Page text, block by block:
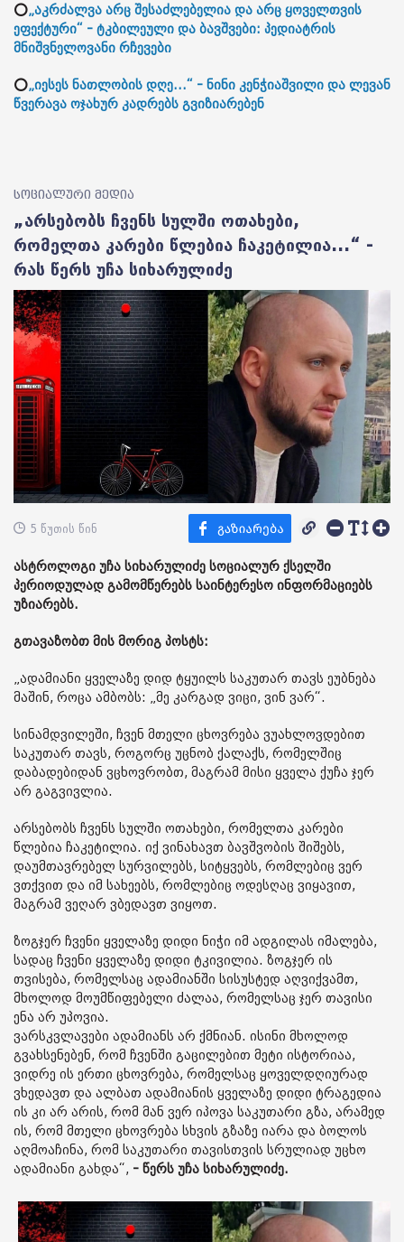
⭕„აკრძალვა არც შესაძლებელია და არც ყოველთვის
ეფექტური“ - ტკბილეული და ბავშვები: პედიატრის
მნიშვნელოვანი რჩევები
⭕„იესეს ნათლობის დღე...“ - ნინი კენჭიაშვილი და ლევან
წვერავა ოჯახურ კადრებს გვიზიარებენ
სოციალური მედია
„არსებობს ჩვენს სულში ოთახები,
რომელთა კარები წლებია ჩაკეტილია...“ -
რას წერს უჩა სიხარულიძე
5 წუთის წინ
ასტროლოგი უჩა სიხარულიძე სოციალურ ქსელში
პერიოდულად გამომწერებს საინტერესო ინფორმაციებს
უზიარებს.
გთავაზობთ მის მორიგ პოსტს:
„ადამიანი ყველაზე დიდ ტყუილს საკუთარ თავს ეუბნება
მაშინ, როცა ამბობს: „მე კარგად ვიცი, ვინ ვარ“.
სინამდვილეში, ჩვენ მთელი ცხოვრება ვუახლოვდებით
საკუთარ თავს, როგორც უცნობ ქალაქს, რომელშიც
დაბადებიდან ვცხოვრობთ, მაგრამ მისი ყველა ქუჩა ჯერ
არ გაგვივლია.
არსებობს ჩვენს სულში ოთახები, რომელთა კარები
წლებია ჩაკეტილია. იქ ვინახავთ ბავშვობის შიშებს,
დაუმთავრებელ სურვილებს, სიტყვებს, რომლებიც ვერ
ვთქვით და იმ სახეებს, რომლებიც ოდესღაც ვიყავით,
მაგრამ ვეღარ ვბედავთ ვიყოთ.
ზოგჯერ ჩვენი ყველაზე დიდი ნიჭი იმ ადგილას იმალება,
სადაც ჩვენი ყველაზე დიდი ტკივილია. ზოგჯერ ის
თვისება, რომელსაც ადამიანში სისუსტედ აღვიქვამთ,
მხოლოდ მოუმწიფებელი ძალაა, რომელსაც ჯერ თავისი
ენა არ უპოვია.
ვარსკვლავები ადამიანს არ ქმნიან. ისინი მხოლოდ
გვახსენებენ, რომ ჩვენში გაცილებით მეტი ისტორიაა,
ვიდრე ის ერთი ცხოვრება, რომელსაც ყოველდღიურად
ვხედავთ და ალბათ ადამიანის ყველაზე დიდი ტრაგედია
ის კი არ არის, რომ მან ვერ იპოვა საკუთარი გზა, არამედ
ის, რომ მთელი ცხოვრება სხვის გზაზე იარა და ბოლოს
აღმოაჩინა, რომ საკუთარი თავისთვის სრულიად უცხო
ადამიანი გახდა“, - წერს უჩა სიხარულიძე.